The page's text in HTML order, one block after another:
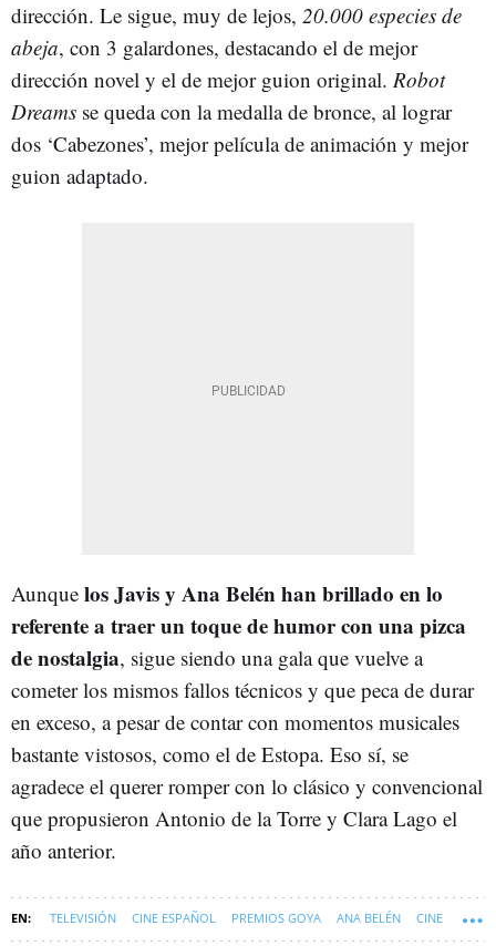
dirección. Le sigue, muy de lejos, 20.000 especies de
abeja, con 3 galardones, destacando el de mejor
dirección novel y el de mejor guion original. Robot
Dreams se queda con la medalla de bronce, al lograr
dos ‘Cabezones’, mejor película de animación y mejor
guion adaptado.
Aunque los Javis y Ana Belén han brillado en lo
referente a traer un toque de humor con una pizca
de nostalgia, sigue siendo una gala que vuelve a
cometer los mismos fallos técnicos y que peca de durar
en exceso, a pesar de contar con momentos musicales
bastante vistosos, como el de Estopa. Eso sí, se
agradece el querer romper con lo clásico y convencional
que propusieron Antonio de la Torre y Clara Lago el
año anterior.
TELEVISIÓN CINE ESPAÑOL PREMIOS GOYA ANA BELÉN CINE